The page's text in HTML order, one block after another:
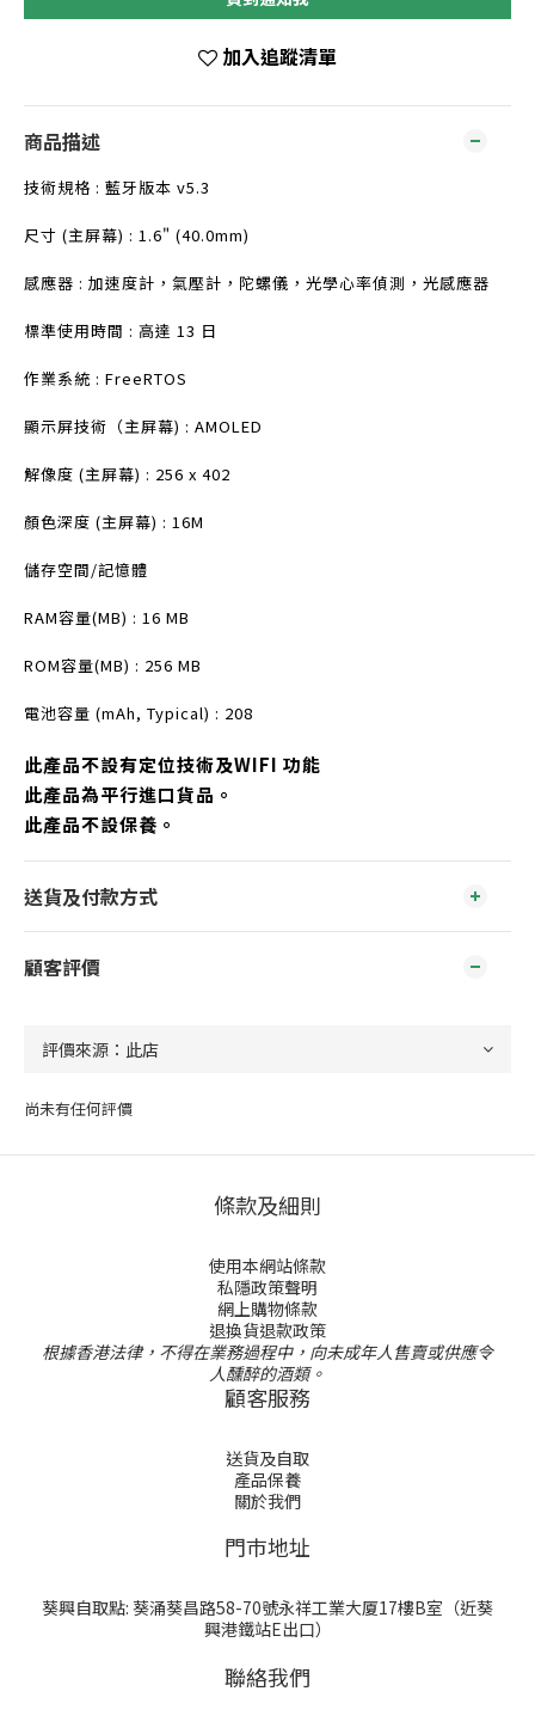
加入追蹤清單
商品描述
技術規格 : 藍牙版本 v5.3
尺寸 (主屏幕) : 1.6" (40.0mm)
感應器 : 加速度計，氣壓計，陀螺儀，光學心率偵測，光感應器
標準使用時間 : 高達 13 日
作業系統 : FreeRTOS
顯示屏技術（主屏幕) : AMOLED
解像度 (主屏幕) : 256 x 402
顏色深度 (主屏幕) : 16M
儲存空間/記憶體
RAM容量(MB) : 16 MB
ROM容量(MB) : 256 MB
電池容量 (mAh, Typical) : 208
此產品不設有定位技術及WIFI 功能
此產品為平行進口貨品。
此產品不設保養。
送貨及付款方式
顧客評價
尚未有任何評價
條款及細則
使用本網站條款
私隱政策聲明
網上購物條款
退換貨退款政策
根據香港法律，不得在業務過程中，向未成年人售賣或供應令
人醺醉的酒類。
顧客服務
送貨及自取
產品保養
關於我們
門巿地址
葵興自取點: 葵涌葵昌路58-70號永祥工業大厦17樓B室（近葵
興港鐵站E出口）
聯絡我們